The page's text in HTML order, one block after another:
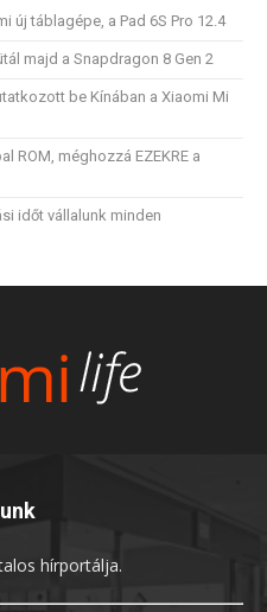
új táblagépe, a Pad 6S Pro 12.4
majd a Snapdragon 8 Gen 2
be Kínában a Xiaomi Mi
ROM, méghozzá EZEKRE a
időt vállalunk minden
hírportálja.